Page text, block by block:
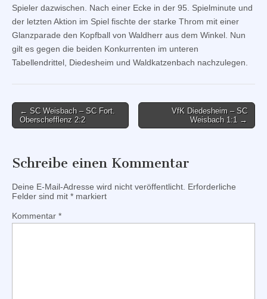
Spieler dazwischen. Nach einer Ecke in der 95. Spielminute und
der letzten Aktion im Spiel fischte der starke Throm mit einer
Glanzparade den Kopfball von Waldherr aus dem Winkel. Nun
gilt es gegen die beiden Konkurrenten im unteren
Tabellendrittel, Diedesheim und Waldkatzenbach nachzulegen.
Post
navigation
← SC Weisbach – SC Fort.
Oberschefflenz 2:2
VfK Diedesheim – SC
Weisbach 1:1 →
Schreibe einen Kommentar
Deine E-Mail-Adresse wird nicht veröffentlicht. Erforderliche
Felder sind mit * markiert
Kommentar *